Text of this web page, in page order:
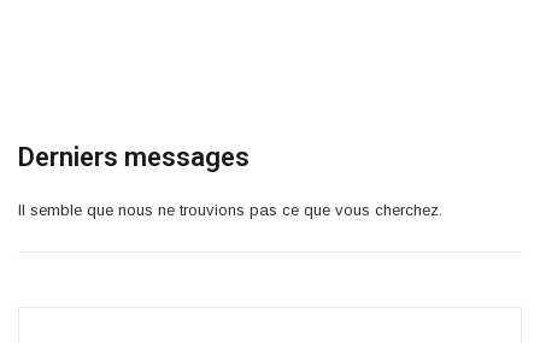
Derniers messages
Il semble que nous ne trouvions pas ce que vous cherchez.